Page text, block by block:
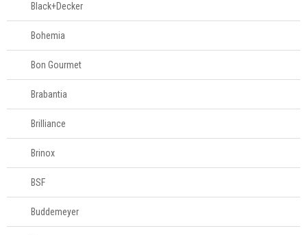
Black+Decker
Bohemia
Bon Gourmet
Brabantia
Brilliance
Brinox
BSF
Buddemeyer